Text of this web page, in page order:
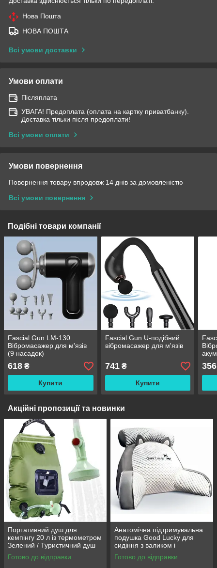
Нова Пошта
НОВА ПОШТА
Всі умови доставки
Умови оплати
Післяплата
УВАГА! Предоплата (оплата на картку приватбанку).
Доставка тільки після предоплати!
Всі умови оплати
Умови повернення
Повернення товару впродовж 14 днів за домовленістю
Всі умови повернення
Подібні товари компанії
Fascial Gun LM-130
Вібромасажер для м'язів
(9 насадок)
618 ₴
Купити
Fascial Gun U-подібний
вібромасажер для м'язів
741₴
Купити
356
Акційні пропозиції та новинки
Портативний душ для
кемпінгу 20 л із термометром
Зелений / Туристичний душ
переносний з лійкою /
Польовий душ сумка
Готово до відправки
Анатомічна підтримувальна
подушка Good Lucky для
сидіння з валиком і
підлокітниками
Готово до відправки